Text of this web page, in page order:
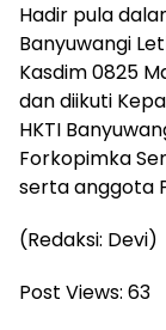
Hadir pula
Banyuwangi
Kasdim 0825
dan diikuti
HKTI
Forkopimka
serta anggota
(Redaksi: Devi)
Post Views: 63